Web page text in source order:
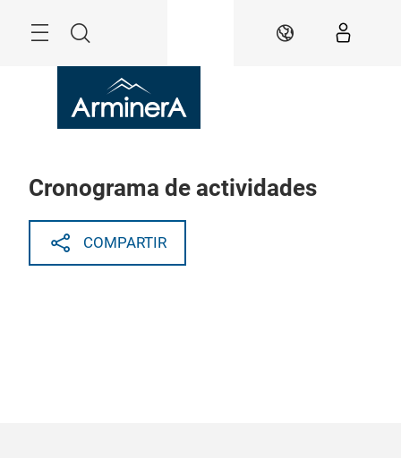
Buscar ES
Cronograma de actividades
COMPARTIR